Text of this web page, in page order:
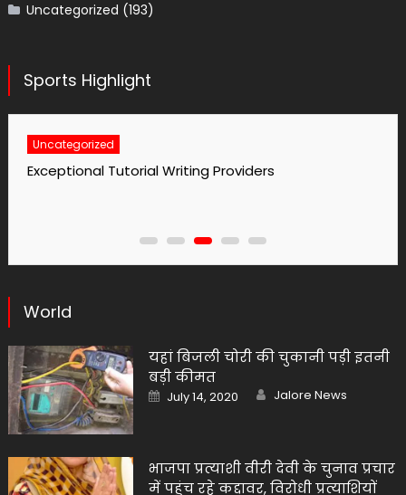
Uncategorized (193)
Sports Highlight
Uncategorized
No1 Essay Writing Service Grabmyessay Com
World
यहां बिजली चोरी की चुकानी पड़ी इतनी
बड़ी कीमत
Posted
on
July 14, 2020 Author
Jalore News
भाजपा प्रत्याशी वीरी देवी के चुनाव प्रचार
में पहुंच रहे कद्दावर, विरोधी प्रत्याशियों